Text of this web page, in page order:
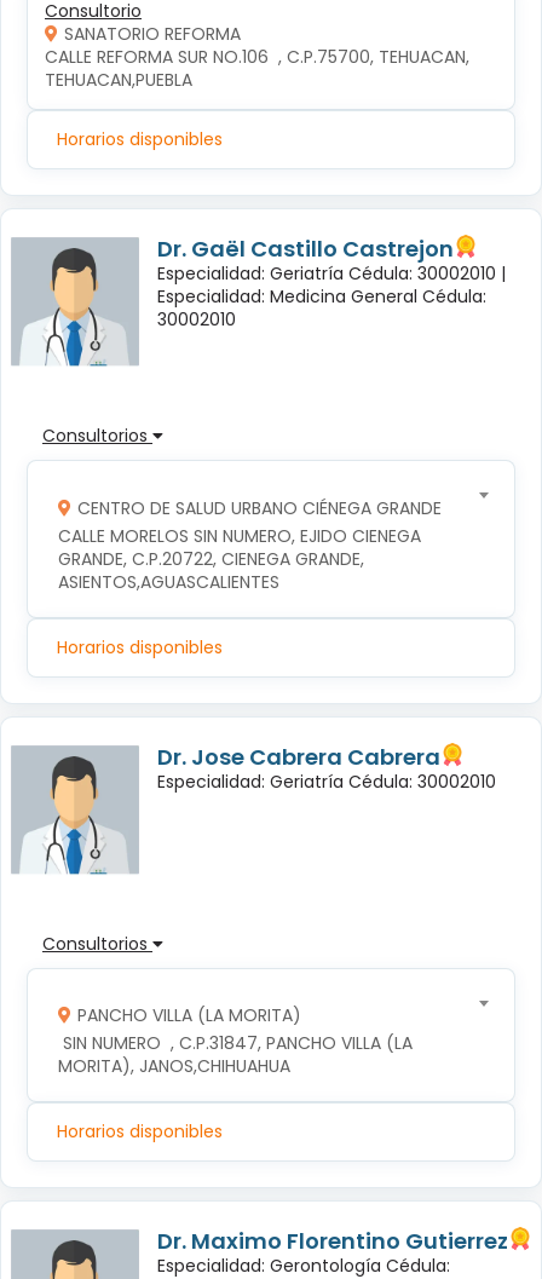
Consultorio
SANATORIO REFORMA
CALLE REFORMA SUR NO.106  , C.P.75700, TEHUACAN,
TEHUACAN,PUEBLA
Horarios disponibles
Dr. Gaël Castillo Castrejon
Especialidad: Geriatría Cédula: 30002010 |
Especialidad: Medicina General Cédula:
30002010
Consultorios
CENTRO DE SALUD URBANO CIÉNEGA GRANDE
CALLE MORELOS SIN NUMERO, EJIDO CIENEGA
GRANDE, C.P.20722, CIENEGA GRANDE,
ASIENTOS,AGUASCALIENTES
Horarios disponibles
Dr. Jose Cabrera Cabrera
Especialidad: Geriatría Cédula: 30002010
Consultorios
PANCHO VILLA (LA MORITA)
MORITA), JANOS,CHIHUAHUA
Horarios disponibles
Dr. Maximo Florentino Gutierrez
Especialidad: Gerontología Cédula: